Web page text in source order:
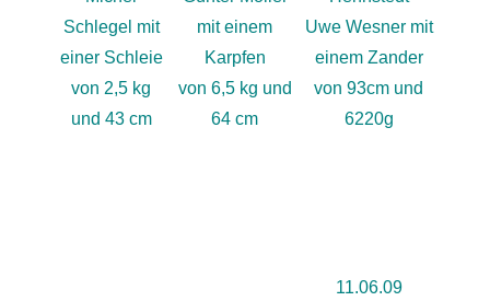
Schlegel mit
einer Schleie
von 2,5 kg
und 43 cm
mit einem
Karpfen
von 6,5 kg und
64 cm
Uwe Wesner mit
einem Zander
von 93cm und
6220g
11.06.09